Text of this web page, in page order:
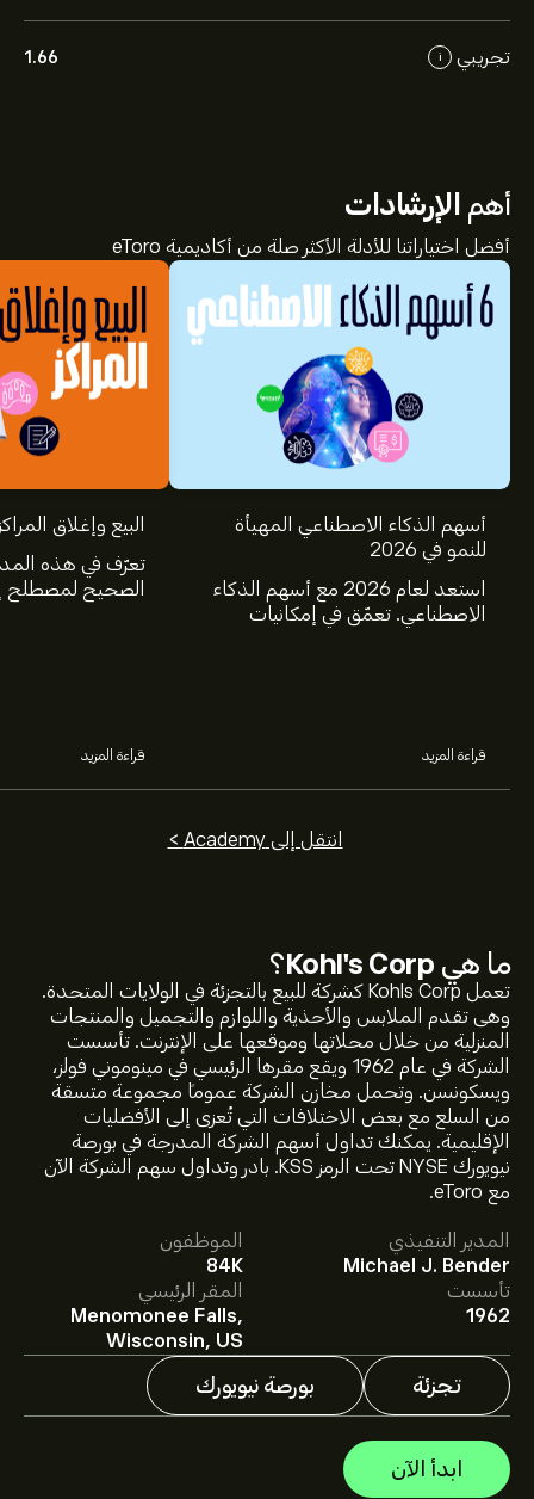
تجريبي i
1.66
ما هي Kohl's Corp؟
تعمل Kohls Corp كشركة للبيع بالتجزئة في الولايات المتحدة.
وهى تقدم الملابس والأحذية واللوازم والتجميل والمنتجات
المنزلية من خلال محلاتها وموقعها على الإنترنت. تأسست
الشركة في عام 1962 ويقع مقرها الرئيسي في مينوموني فولز،
ويسكونسن. وتحمل مخازن الشركة عموماً مجموعة متسقة
من السلع مع بعض الاختلافات التي تُعزى إلى الأفضليات
الإقليمية. يمكنك تداول أسهم الشركة المدرجة في بورصة
نيويورك NYSE تحت الرمز KSS. بادر وتداول سهم الشركة الآن
مع eToro.
المدير التنفيذي
Michael J. Bender
الموظفون
84K
تأسست
1962
المقر الرئيسي
Menomonee Falls,
Wisconsin, US
تجزئة بورصة نيويورك
ابدأ الآن
أهم الإرشادات
أفضل اختياراتنا للأدلة الأكثر صلة من أكاديمية eToro
أسهم الذكاء الاصطناعي المهيأة
للنمو في 2026
استعد لعام 2026 مع أسهم الذكاء
الاصطناعي. تعمّق في إمكانيات
قراءة المزيد
البيع وإغلاق
تعرّف في هذه
الصحيح لمصطلح
قراءة المزيد
انتقل إلى Academy >
سعر KSS الآن هو 19.30‎$‎.
متوسط السعر المستهدف لسهم Kohl's Corp هو 19.30‎$‎.
اشترك
في eToro لمعرفة التفاصيل حول توقعات المحللين
والأسعار المستهدفة للأسهم.
يقدم المحللون التوقعات لسهم Kohl's Corp بناءً على
اتجاهات السوق، التقارير المالية، والنمو المتوقع. راقِب آخر
التوقعات لتحركات الأسعار المستقبلية.
القيمة السوقية لـ Kohl's Corp هي 2.19B‎$‎ دولار